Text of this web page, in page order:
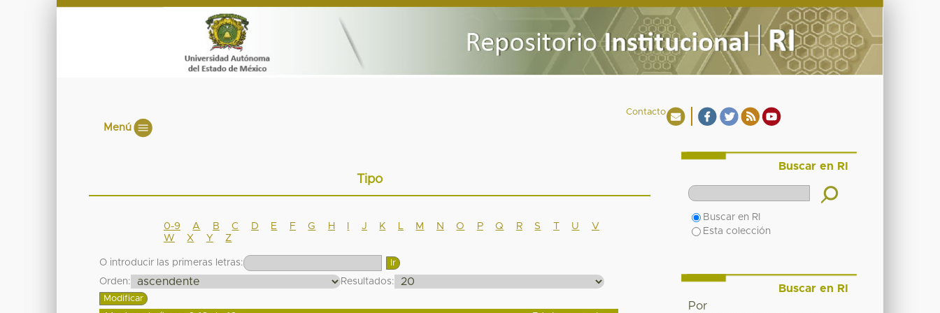
Contacto
Menú
Tipo
0-9 A B C D E F G H J K M N O P Q R S T U
V
W
X Y Z
O introducir las primeras letras:
Orden:
Resultados:
Buscar en RI
Buscar en RI
Esta colección
Buscar en RI
Por